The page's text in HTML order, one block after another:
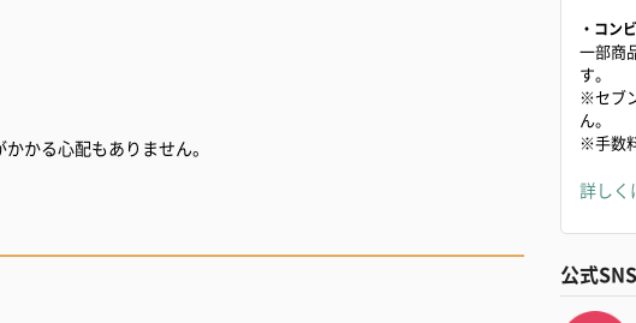
かる心配もありません。
・コン
一部商
す。
※セブ
ん。
※手数
詳しく
公式SNS